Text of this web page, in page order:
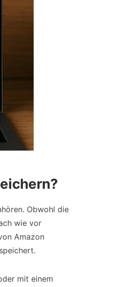
Obwohl die
wie vor
Amazon
mit einem